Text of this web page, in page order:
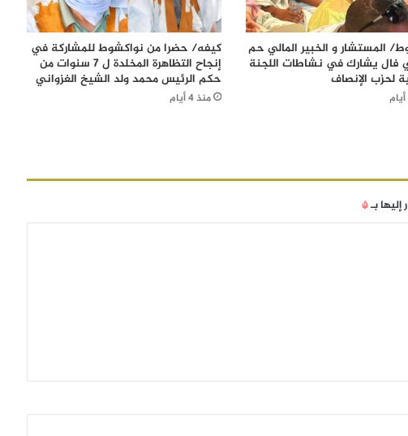
المستشار و الخبير المالي حم
فال يشارك في نشاطات اللجنة
لحزب الإنصاف
كيفه/ حضرا من نواكشوط للمشاركة في
إنجاح التظاهرة المخلدة ل 7 سنوات من
حكم الرئيس محمد ولد الشيخ الغزواني
منذ 4 أيام
إليها بـ*